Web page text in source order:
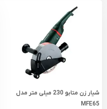
شیار زن متابو 230 میلی‌ متر مدل
MFE65